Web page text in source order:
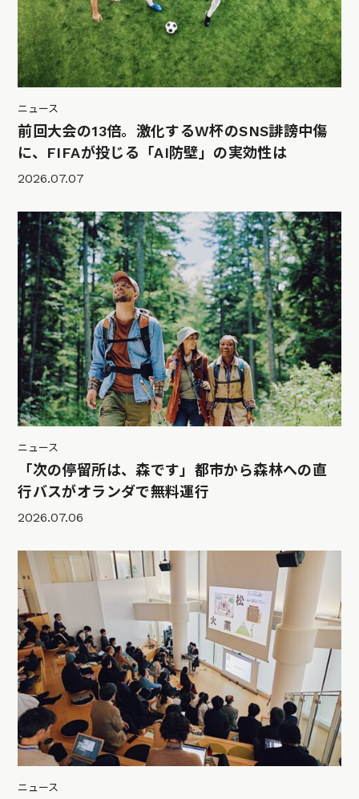
ニュース
前回大会の13倍。激化するW杯のSNS誹謗中傷
に、FIFAが投じる「AI防壁」の実効性は
2026.07.07
ニュース
「次の停留所は、森です」都市から森林への直
行バスがオランダで無料運行
2026.07.06
ニュース